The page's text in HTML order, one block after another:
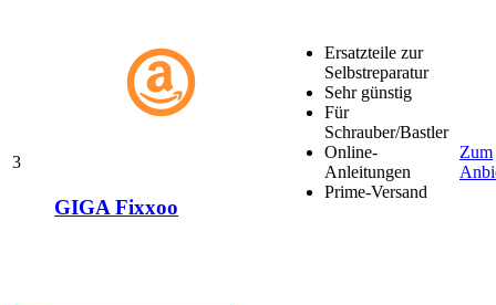
3
GIGA Fixxoo
Ersatzteile zur
Selbstreparatur
Sehr günstig
Für
Schrauber/Bastler
Online-
Anleitungen
Prime-Versand
Zum